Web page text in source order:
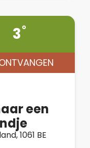
3
een
1061 BE